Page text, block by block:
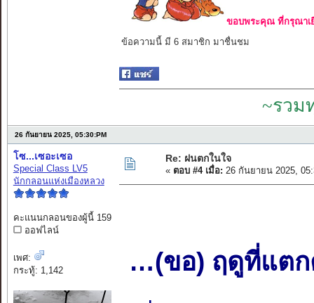
ขอบพระคุณ ที่กรุณาเ
ข้อความนี้ มี 6 สมาชิก มาชื่นชม
~รวม
26 กันยายน 2025, 05:30:PM
โซ...เซอะเซอ
Special Class LV5
นักกลอนแห่งเมืองหลวง
คะแนนกลอนของผู้นี้ 159
ออฟไลน์
เพศ:
กระทู้: 1,142
Re: ฝนตกในใจ
« ตอบ #4 เมื่อ: 26 กันยายน 2025,
…(ขอ) ฤดูที่แต